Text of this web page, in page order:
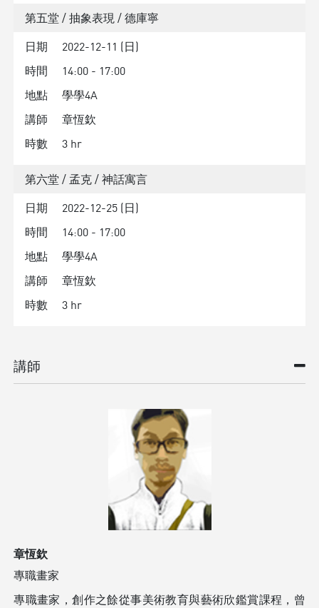
第五堂 / 抽象表現 / 德庫寧
日期
2022-12-11 (日)
時間
14:00 - 17:00
地點
學學4A
講師
章恆欽
時數
3 hr
第六堂 / 孟克 / 神話寓言
日期
2022-12-25 (日)
時間
14:00 - 17:00
地點
學學4A
講師
章恆欽
時數
3 hr
講師
章恆欽
專職畫家
專職畫家，創作之餘從事美術教育與藝術欣鑑賞課程，曾